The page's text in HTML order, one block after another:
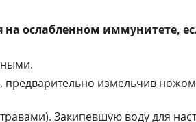
на ослабленном иммунитете,
предварительно измельчив
Закипевшую воду для